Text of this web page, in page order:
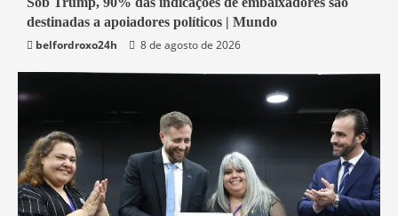
Economia
destinadas a apoiadores políticos | Mundo
belfordroxo24h
8 de agosto de 2026